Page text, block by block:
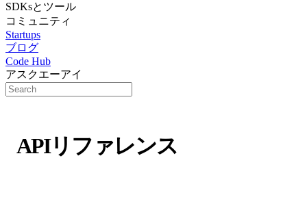
SDKsとツール
コミュニティ
Startups
ブログ
Code Hub
アスクエーアイ
APIリファレンス